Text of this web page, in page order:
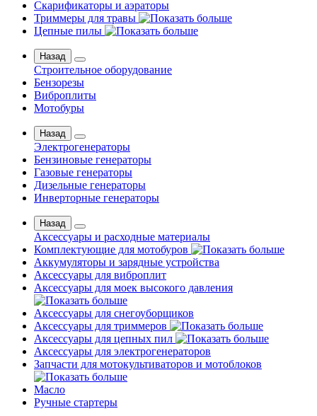
Скарификаторы и аэраторы
Триммеры для травы
Цепные пилы
Назад
Строительное оборудование
Бензорезы
Виброплиты
Мотобуры
Назад
Электрогенераторы
Бензиновые генераторы
Газовые генераторы
Дизельные генераторы
Инверторные генераторы
Назад
Аксессуары и расходные материалы
Комплектующие для мотобуров
Аккумуляторы и зарядные устройства
Аксессуары для виброплит
Аксессуары для моек высокого давления
Аксессуары для снегоуборщиков
Аксессуары для триммеров
Аксессуары для цепных пил
Аксессуары для электрогенераторов
Запчасти для мотокультиваторов и мотоблоков
Масло
Ручные стартеры